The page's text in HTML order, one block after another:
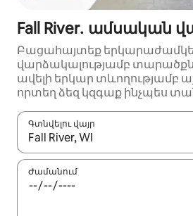
Fall River․ ամսական
Բացահայտեք
վարձակալությամբ
ավելի երկար տևողությամբ
որտեղ ձեզ կզգաք ինչպես
Գտնվելու վայր
Երբ արդյունքները հասանելի
Ժամանում